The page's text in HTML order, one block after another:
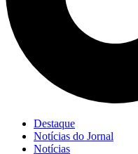
Destaque
Notícias do Jornal
Notícias